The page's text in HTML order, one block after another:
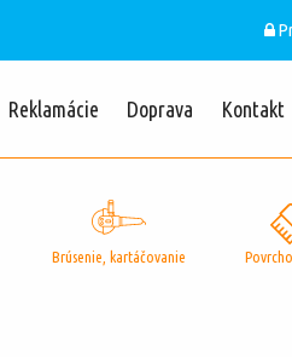
Reklamácie Doprava Kontakt
Brúsenie, kartáčovanie